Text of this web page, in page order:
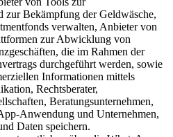
zur Bekämpfung der Geldwäsche,
verwalten, Anbieter von
zur Abwicklung von
die im Rahmen der
durchgeführt werden, sowie
Informationen mittels
Rechtsberater,
Beratungsunternehmen,
Anwendung und Unternehmen,
Daten speichern.